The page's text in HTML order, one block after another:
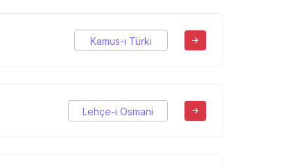
Kamus-ı Türki
Lehçe-i Osmani